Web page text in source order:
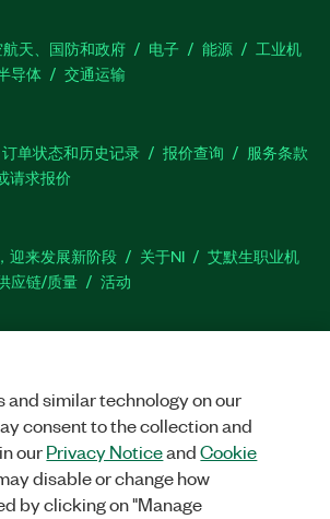
天、国防和政府 电子 能源
工业机
导体 交通运输
订单状态和历史记录 报价查询
服务条款
请求报价
迎来发展新阶段 关于NI
艾默生职业机
应链/质量 活动
CORP. 恩艾 (中国) 仪器有限公司
and similar technology on our
consent to the collection and
ourPrivacy NoticeandCookie
disable or change how
by clicking on "Manage